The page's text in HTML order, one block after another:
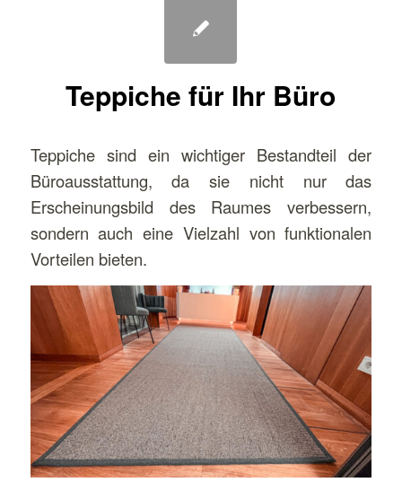
Teppiche für Ihr Büro
Teppiche sind ein wichtiger Bestandteil der
Büroausstattung, da sie nicht nur das
Erscheinungsbild des Raumes verbessern,
sondern auch eine Vielzahl von funktionalen
Vorteilen bieten.